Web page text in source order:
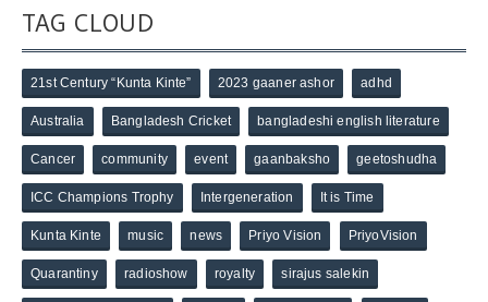
TAG CLOUD
21st Century “Kunta Kinte” 2023 gaaner ashor adhd
Australia Bangladesh Cricket bangladeshi english literature
Cancer community event gaanbaksho geetoshudha
ICC Champions Trophy Intergeneration It is Time
Kunta Kinte music news Priyo Vision PriyoVision
Quarantiny radioshow royalty sirajus salekin